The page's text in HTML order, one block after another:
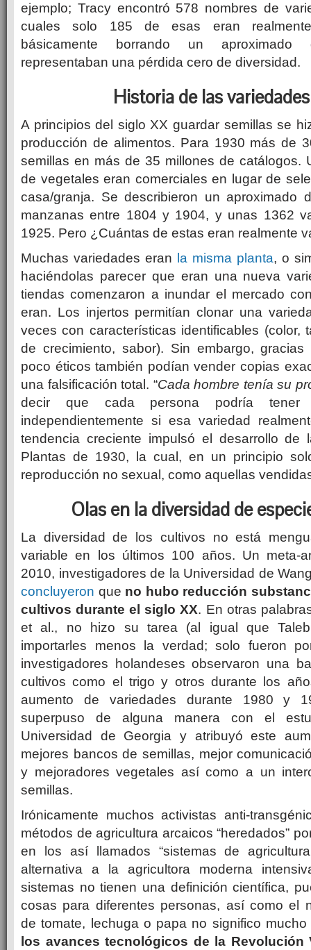
ejemplo; Tracy encontró 578 nombres de
cuales solo 185 de esas eran
básicamente borrando un
representaban una pérdida cero de diversidad.
Historia de las
A principios del siglo XX guardar semillas se
producción de alimentos. Para 1930 más de
semillas en más de 35 millones de catálogos.
de vegetales eran comerciales en lugar de
casa/granja. Se describieron un aproximado
manzanas entre 1804 y 1904, y unas 1362
1925. Pero ¿Cuántas de estas eran realmente
Muchas variedades eran la misma planta, o
haciéndolas parecer que eran una nueva
tiendas comenzaron a inundar el mercado
eran. Los injertos permitían clonar una
veces con características identificables (color,
de crecimiento, sabor). Sin embargo,
poco éticos también podían vender copias
una falsificación total. “Cada hombre tenía su
decir que cada persona podría tener
independientemente si esa variedad
tendencia creciente impulsó el desarrollo
Plantas de 1930, la cual, en un principio
reproducción no sexual, como aquellas
Olas en la diversidad de
La diversidad de los cultivos no está
variable en los últimos 100 años. Un meta-
2010, investigadores de la Universidad de
concluyeron que no hubo reducción
cultivos durante el siglo XX. En otras
et al., no hizo su tarea (al igual que
importarles menos la verdad; solo fueron
investigadores holandeses observaron una
cultivos como el trigo y otros durante los
aumento de variedades durante 1980 y
superpuso de alguna manera con el
Universidad de Georgia y atribuyó este
mejores bancos de semillas, mejor
y mejoradores vegetales así como a un
semillas.
Irónicamente muchos activistas anti-
métodos de agricultura arcaicos “heredados”
en los así llamados “sistemas de
alternativa a la agricultora moderna
sistemas no tienen una definición científica,
cosas para diferentes personas, así como el
de tomate, lechuga o papa no significo
los avances tecnológicos de la Revolución